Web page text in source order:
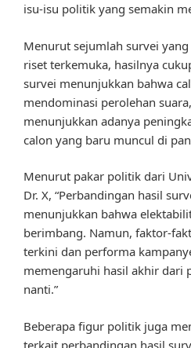
isu-isu politik yang semakin
Menurut sejumlah survei
riset terkemuka, hasilnya
survei menunjukkan bahwa
mendominasi perolehan
menunjukkan adanya
calon yang baru muncul di
Menurut pakar politik dari
Dr. X, “Perbandingan hasil
menunjukkan bahwa
berimbang. Namun, faktor-
terkini dan performa
memengaruhi hasil akhir dari
nanti.”
Beberapa figur politik juga
terkait perbandingan hasil